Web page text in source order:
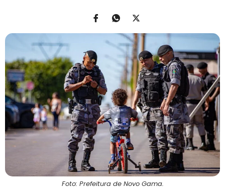
Foto: Prefeitura de Novo Gama.